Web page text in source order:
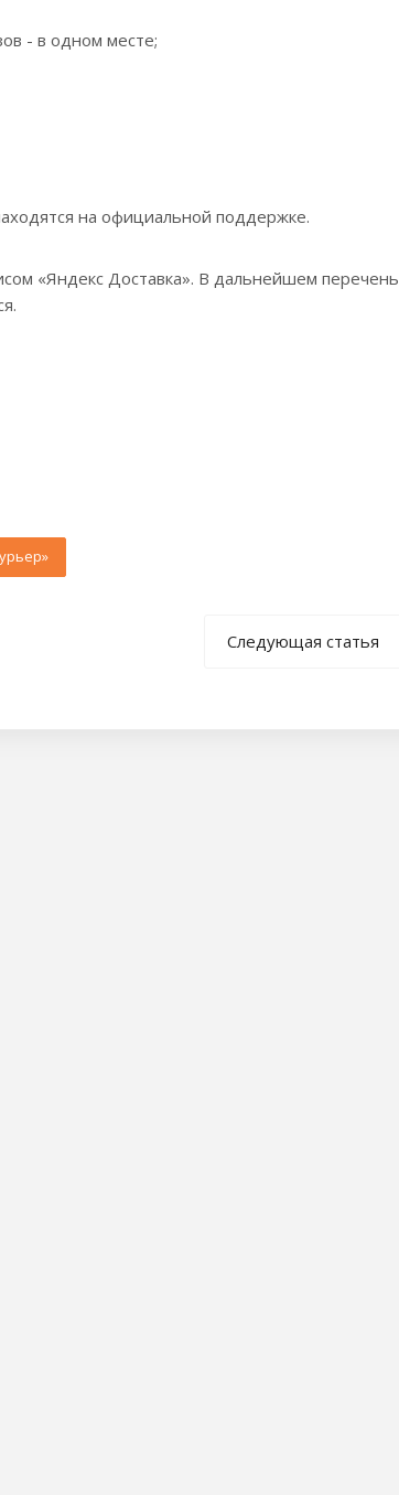
- в одном месте;
на официальной поддержке.
«Яндекс Доставка». В дальнейшем перечень
Следующая статья